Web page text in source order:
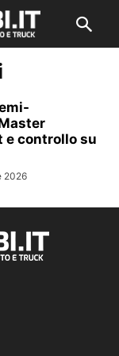
e controllo su
2026